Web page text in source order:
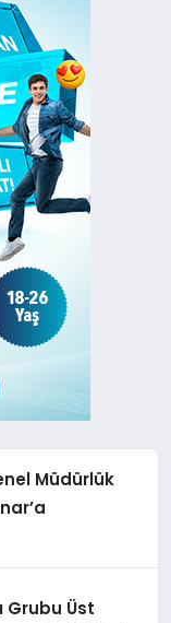
Müdürlük
Grubu Üst